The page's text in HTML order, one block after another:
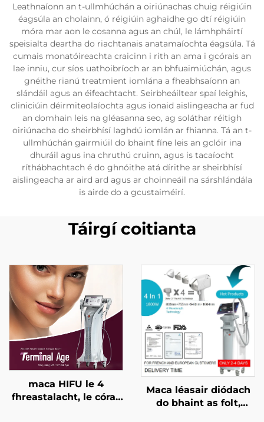
Leathnaíonn an t-ullmhúchán a oiriúnachas chuig réigiúin
éagsúla an cholainn, ó réigiúin aghaidhe go dtí réigiúin
móra mar aon le cosanna agus an chúl, le lámhpháirtí
speisialta deartha do riachtanais anatamaíochta éagsúla. Tá
cumais monatóireachta craicinn i rith an ama i gcórais an
lae inniu, cur síos uathoibríoch ar an bhfuaimiúchán, agus
gnéithe rianú treatmient iomlána a fheabhsaíonn an
slándáil agus an éifeachtacht. Seirbheáiltear spaí leighis,
cliniciúin déirmiteolaíochta agus ionaid aislingeacha ar fud
an domhain leis na gléasanna seo, ag soláthar réitigh
oiriúnacha do sheirbhísí laghdú iomlán ar fhianna. Tá an t-
ullmhúchán gairmiúil do bhaint fíne leis an gclóir ina
dhuráil agus ina chruthú cruinn, agus is tacaíocht
ríthábhachtach é do ghnóithe atá dírithe ar sheirbhísí
aislingeacha ar aird ard agus ar choinneáil na sárshlándála
is airde do a gcustaiméirí.
Táirgí coitianta
maca HIFU le 4
fhreastalacht, le córas
Maca léasair diódach
do bhaint as folt,